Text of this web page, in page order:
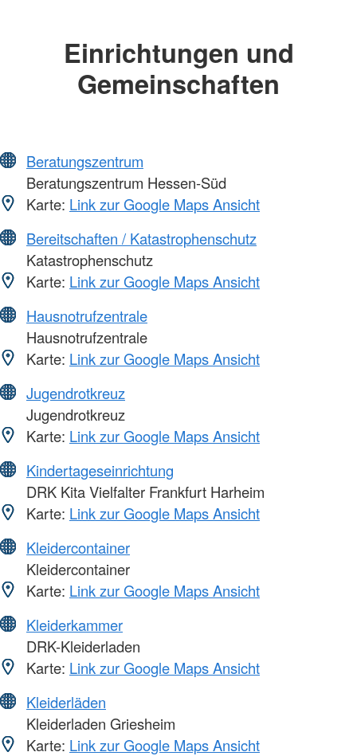
Einrichtungen und
Gemeinschaften
Beratungszentrum
Beratungszentrum Hessen-Süd
Karte: Link zur Google Maps Ansicht
Bereitschaften / Katastrophenschutz
Katastrophenschutz
Karte: Link zur Google Maps Ansicht
Hausnotrufzentrale
Hausnotrufzentrale
Karte: Link zur Google Maps Ansicht
Jugendrotkreuz
Jugendrotkreuz
Karte: Link zur Google Maps Ansicht
Kindertageseinrichtung
DRK Kita Vielfalter Frankfurt Harheim
Karte: Link zur Google Maps Ansicht
Kleidercontainer
Kleidercontainer
Karte: Link zur Google Maps Ansicht
Kleiderkammer
DRK-Kleiderladen
Karte: Link zur Google Maps Ansicht
Kleiderläden
Kleiderladen Griesheim
Karte: Link zur Google Maps Ansicht